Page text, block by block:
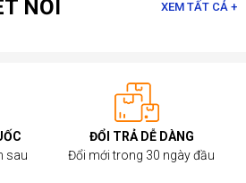
NỐI XEM TẤT CẢ +
sau
ĐỔI TRẢ DỄ DÀNG
Đổi mới trong 30 ngày đầu